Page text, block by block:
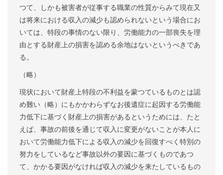
つて、しかも被害者が従事する職業の性質からみて現在又
は将来における収入の減少も認められないという場合にお
いては、特段の事情のない限り、労働能力の一部喪失を理
由とする財産上の損害を認める余地はないというべきであ
る。
（略）
現状において財産上特段の不利益を蒙つているものとは認
め難い（略）にもかかわらずなお後遺症に起因する労働能
力低下に基づく財産上の損害があるというためには、たと
えば、事故の前後を通じて収入に変更がないことが本人に
おいて労働能力低下による収入の減少を回復すべく特別の
努力をしているなど事故以外の要因に基づくものであつ
て、かかる要因がなければ収入の減少を来たしているもの